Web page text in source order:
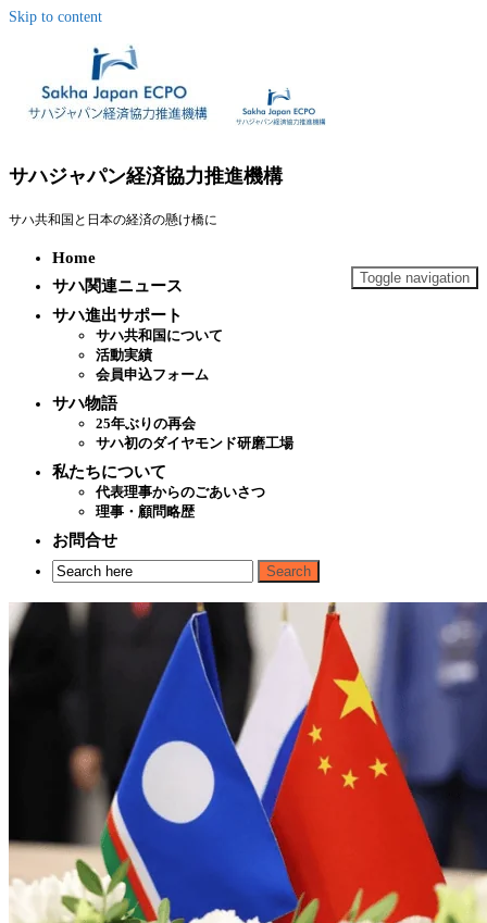
Skip to content
サハジャパン経済協力推進機構
サハ共和国と日本の経済の懸け橋に
Toggle navigation
Home
サハ関連ニュース
サハ進出サポート
サハ共和国について
活動実績
会員申込フォーム
サハ物語
25年ぶりの再会
サハ初のダイヤモンド研磨工場
私たちについて
代表理事からのごあいさつ
理事・顧問略歴
お問合せ